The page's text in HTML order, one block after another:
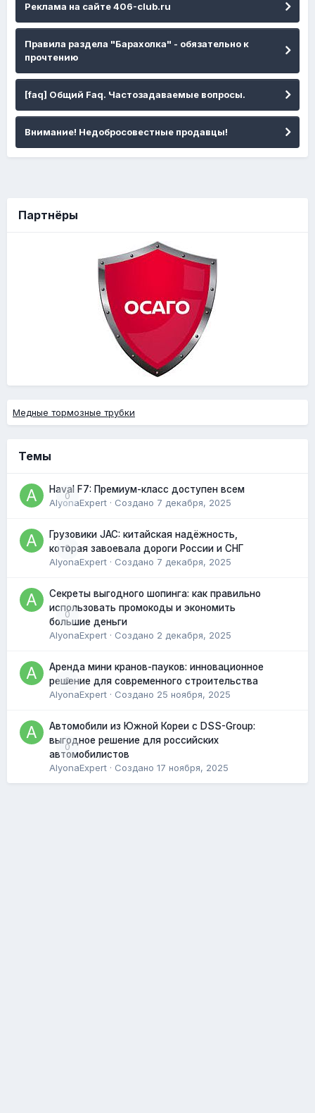
Реклама на сайте 406-club.ru
Правила раздела "Барахолка" - обязательно к
прочтению
[faq] Общий Faq. Частозадаваемые вопросы.
Внимание! Недобросовестные продавцы!
Партнёры
Медные тормозные трубки
Темы
0
Haval F7: Премиум-класс доступен всем
AlyonaExpert · Создано 7 декабря, 2025
0
Грузовики JAC: китайская надёжность,
которая завоевала дороги России и СНГ
AlyonaExpert · Создано 7 декабря, 2025
0
Секреты выгодного шопинга: как правильно
использовать промокоды и экономить
большие деньги
AlyonaExpert · Создано 2 декабря, 2025
0
Аренда мини кранов-пауков: инновационное
решение для современного строительства
AlyonaExpert · Создано 25 ноября, 2025
0
Автомобили из Южной Кореи с DSS-Group:
выгодное решение для российских
автомобилистов
AlyonaExpert · Создано 17 ноября, 2025